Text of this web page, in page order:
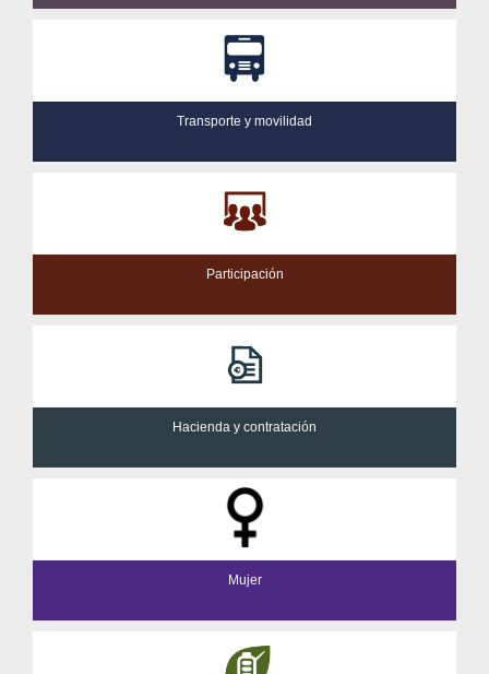
Transporte y movilidad
Participación
Hacienda y contratación
Mujer